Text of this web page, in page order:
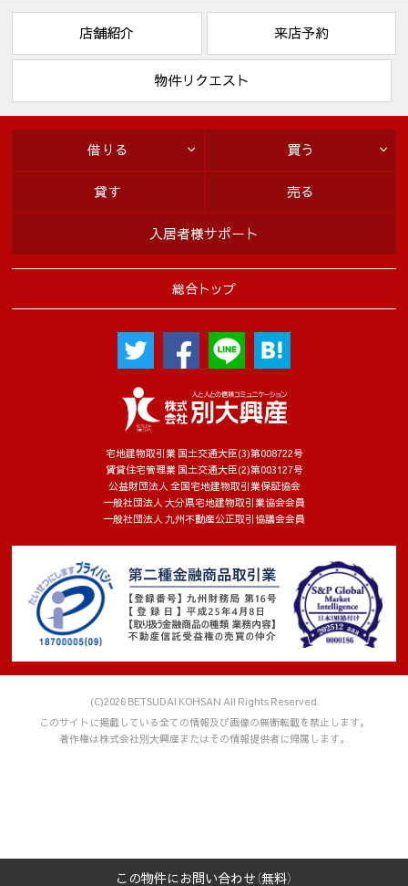
６．個人情報に関するお客様の権利
様の個人情報に関し誤りがあった場合には、お客様の求めによ
は、下記お問い合わせ窓口にお尋ね下さい。
７．本人が容易に認識できない方法によって個人情報を取得す
当社は、お客様個々のニーズに合わせてウェブサイトをカスタ
マイズしたり、ウェブサイトの内容やご提供するサービスをお
客様が、よりご満足いただけるよう改良したりするため、クッ
キー等を使用することがあります。
８．安全管理措置
(1) 個人情報の取り扱いに係る規程の整備
・個人情報の取得、利用、保存、提供、削除、廃棄等のすべて
の局面における取り扱い方法や従業者の役割を、各種規程に定
(2) 組織的安全管理措置
・個人情報の取り扱いに関する個人情報保護管理者を設置して
・個人情報の取り扱いにおいて従業者に付与する権限、範囲を
明確にしたうえで、点検を実施し、法令違反や漏えいなどの問
題発生時の報告体制を整備しています。
期的に行い、問題点が確認された場合は是正措置を講じます。
(3) 人的安全管理措置
・個人情報に関する法令違反や漏えいによる影響の重大さと、
個人情報保護の必要性を理解させるため、定期的な教育を実施
しています。
・緊急事態に備えた訓練を定期的に実施しています。
・従業員の入社時と退職時に、秘密保持に関する誓約書を取り
(4) 物理的安全管理措置
・個人情報を取り扱う業務エリアは、入室権限付与と入退室管
・個人データを取り扱う情報システムを外部からの不正アクセ
店舗紹介 来店予約
物件リクエスト
宅地建物取引業 国土交通大臣(3)第008722号
賃貸住宅管理業 国土交通大臣(2)第003127号
公益財団法人 全国宅地建物取引業保証協会
一般社団法人 大分県宅地建物取引業協会会員
一般社団法人 九州不動産公正取引協議会会員
総合トップ
借りる 買う
貸す 売る
入居者様サポート
(C)2026 BETSUDAI KOHSAN All Rights Reserved.
このサイトに掲載している全ての情報及び画像の無断転載を禁止します。
著作権は株式会社別大興産またはその情報提供者に帰属します。
この物件にお問い合わせ（無料）